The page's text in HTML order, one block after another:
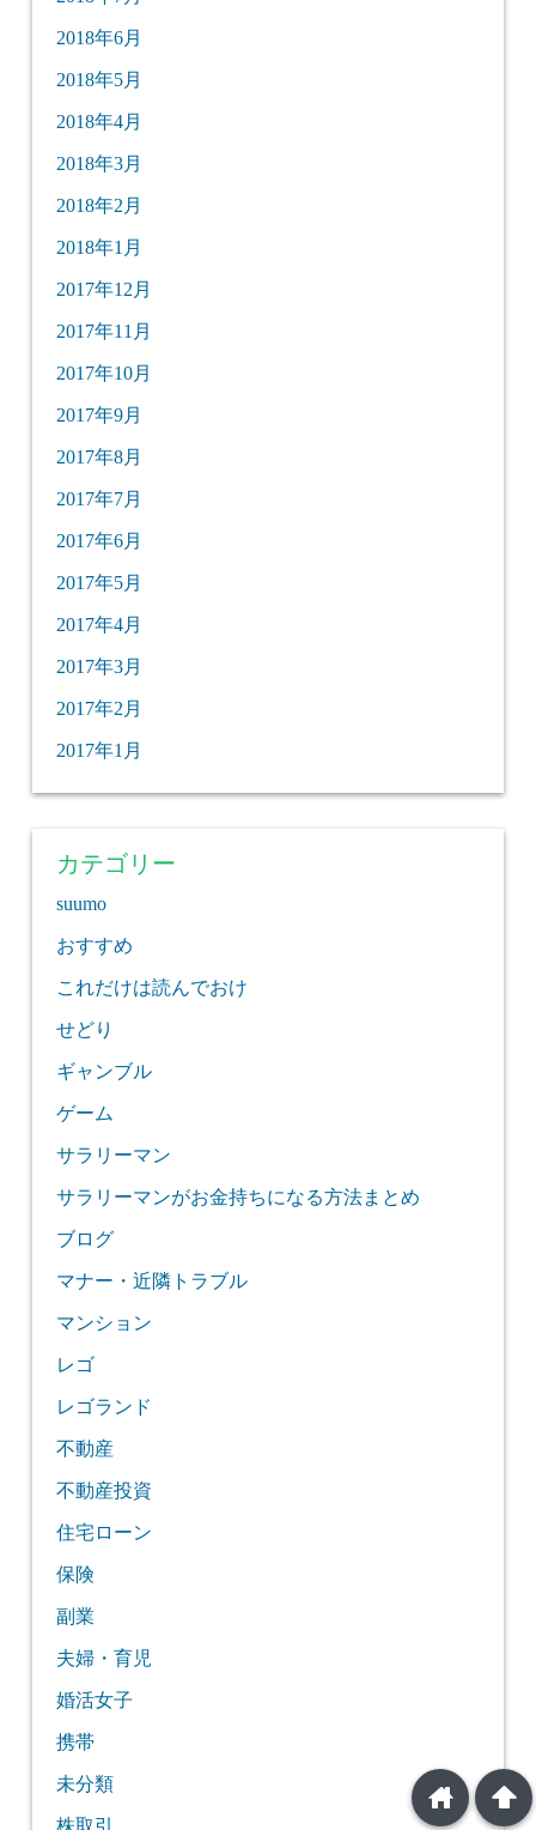
2018年6月
2018年5月
2018年4月
2018年3月
2018年2月
2018年1月
2017年12月
2017年11月
2017年10月
2017年9月
2017年8月
2017年7月
2017年6月
2017年5月
2017年4月
2017年3月
2017年2月
2017年1月
カテゴリー
suumo
おすすめ
これだけは読んでおけ
せどり
ギャンブル
ゲーム
サラリーマン
サラリーマンがお金持ちになる方法まとめ
ブログ
マナー・近隣トラブル
マンション
レゴ
レゴランド
不動産
不動産投資
住宅ローン
保険
副業
夫婦・育児
婚活女子
携帯
未分類 arrowup
home